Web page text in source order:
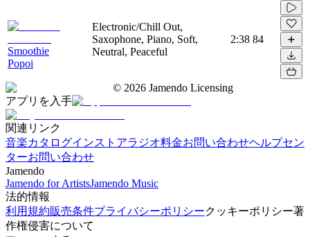
Smoothie
Popoi
Electronic/Chill Out,
Saxophone, Piano, Soft,
Neutral, Peaceful
2:38 84
© 2026 Jamendo Licensing
アプリを入手
関連リンク
音楽カタログインストアラジオ料金お問い合わせヘルプセン
ターお問い合わせ
Jamendo
Jamendo for ArtistsJamendo Music
法的情報
利用規約販売条件プライバシーポリシークッキーポリシー著
作権侵害について